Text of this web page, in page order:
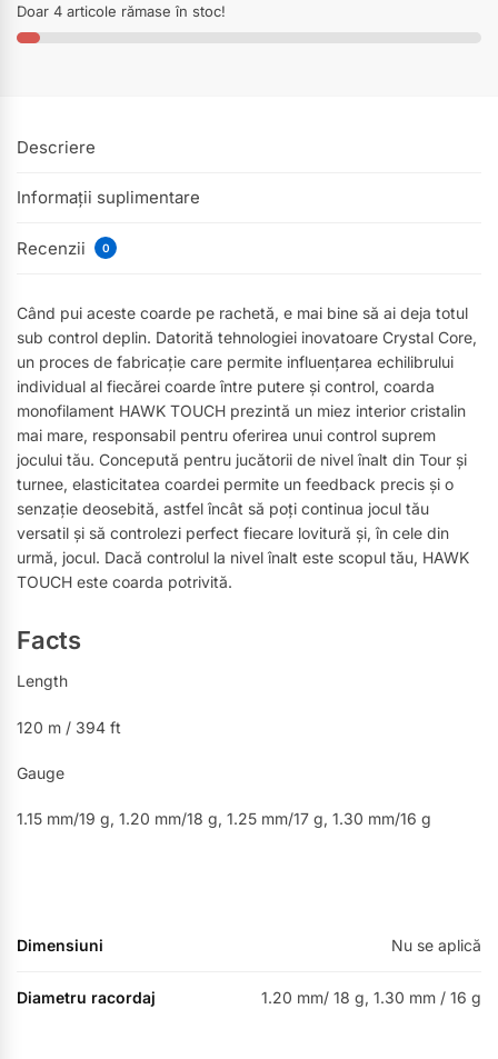
Doar 4 articole rămase în stoc!
Descriere
Informații suplimentare
Recenzii 0
Când pui aceste coarde pe rachetă, e mai bine să ai deja totul
sub control deplin. Datorită tehnologiei inovatoare Crystal Core,
un proces de fabricație care permite influențarea echilibrului
individual al fiecărei coarde între putere și control, coarda
monofilament HAWK TOUCH prezintă un miez interior cristalin
mai mare, responsabil pentru oferirea unui control suprem
jocului tău. Concepută pentru jucătorii de nivel înalt din Tour și
turnee, elasticitatea coardei permite un feedback precis și o
senzație deosebită, astfel încât să poți continua jocul tău
versatil și să controlezi perfect fiecare lovitură și, în cele din
urmă, jocul. Dacă controlul la nivel înalt este scopul tău, HAWK
TOUCH este coarda potrivită.
Facts
Length
120 m / 394 ft
Gauge
1.15 mm/19 g, 1.20 mm/18 g, 1.25 mm/17 g, 1.30 mm/16 g
Dimensiuni Nu se aplică
Diametru racordaj 1.20 mm/ 18 g, 1.30 mm / 16 g